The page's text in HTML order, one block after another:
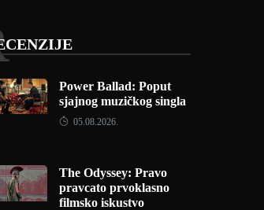
Power Ballad: Poput
sjajnog muzičkog singla
05.08.2026.
The Odyssey: Pravo
pravcato prvoklasno
filmsko iskustvo